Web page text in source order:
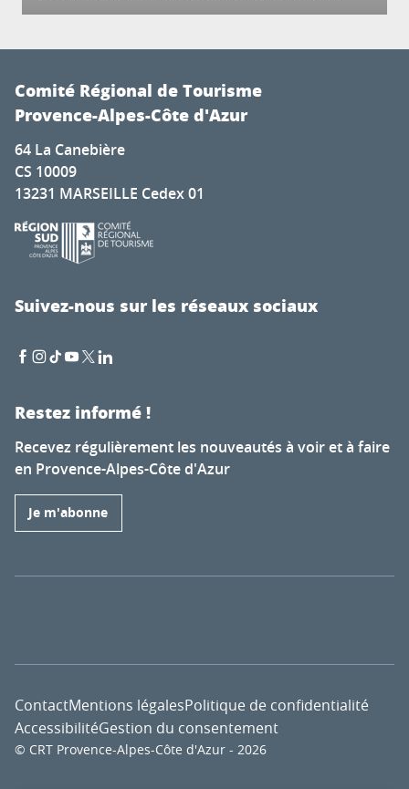
Comité Régional de Tourisme
Provence-Alpes-Côte d'Azur
64 La Canebière
CS 10009
13231 MARSEILLE Cedex 01
Suivez-nous sur les réseaux sociaux
Restez informé !
Recevez régulièrement les nouveautés à voir et à faire
en Provence-Alpes-Côte d'Azur
Je m'abonne
© CRT Provence-Alpes-Côte d'Azur - 2026
ContactMentions légalesPolitique de confidentialité
AccessibilitéGestion du consentement